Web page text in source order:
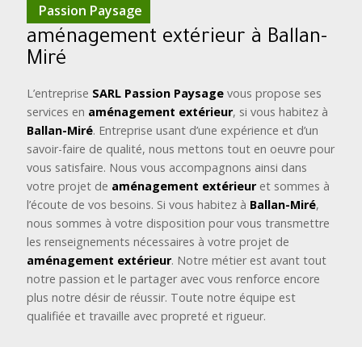
Passion Paysage
aménagement extérieur à Ballan-
Miré
L’entreprise SARL Passion Paysage vous propose ses
services en aménagement extérieur, si vous habitez à
Ballan-Miré. Entreprise usant d’une expérience et d’un
savoir-faire de qualité, nous mettons tout en oeuvre pour
vous satisfaire. Nous vous accompagnons ainsi dans
votre projet de aménagement extérieuret sommes à
l’écoute de vos besoins. Si vous habitez à Ballan-Miré,
nous sommes à votre disposition pour vous transmettre
les renseignements nécessaires à votre projet de
aménagement extérieur. Notre métier est avant tout
notre passion et le partager avec vous renforce encore
plus notre désir de réussir. Toute notre équipe est
qualifiée et travaille avec propreté et rigueur.